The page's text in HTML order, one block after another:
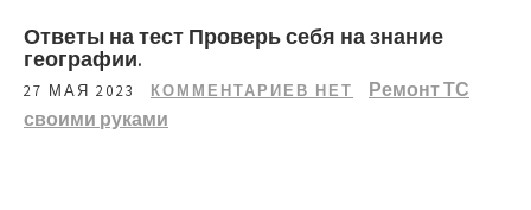
Ответы на тест Проверь себя на знание
географии.
27 МАЯ 2023 КОММЕНТАРИЕВ НЕТ
Ремонт ТС
своими руками